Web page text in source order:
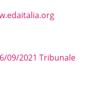
09/2021 Tribunale